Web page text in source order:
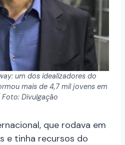
um dos idealizadores do
mais de 4,7 mil jovens em
Foto: Divulgação
que rodava em
e tinha recursos do